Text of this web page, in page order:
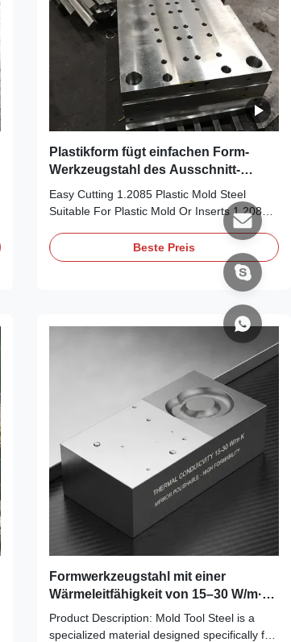
Plastikform fügt einfachen Form-
Werkzeugstahl des Ausschnitt-
1,2085 ein
Easy Cutting 1.2085 Plastic Mold Steel
Suitable For Plastic Mold Or Inserts 1.2085
Plastic mold steel plate Description: 1.2085
plastic mold steel Suitable for low surface
requirements of the mold or inserts, used for
the production of plastic products especially
corrosive accessories 1.2085 Plastic ...
Beste Preis
Formwerkzeugstahl mit einer
Wärmeleitfähigkeit von 15–30 W/m·K,
polierbar auf Hochglanz und hoher
Formbarkeit für den präzisen
Product Description: Mold Tool Steel is a
specialized material designed specifically for